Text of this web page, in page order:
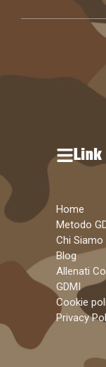
Home
Metodo
Chi Siamo
Blog
Allenati
GDMI
Cookie
Privacy